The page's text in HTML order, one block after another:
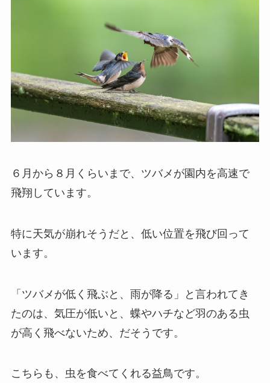
６月から８月くらいまで、ツバメが園内を高速で
飛翔しています。
特に天気が崩れそうだと、低い位置を飛び回って
います。
「ツバメが低く飛ぶと、雨が降る」と言われてき
たのは、気圧が低いと、蝶やハチなど羽のある虫
が高く飛べないため、だそうです。
こちらも、虫を食べてくれる益鳥です。